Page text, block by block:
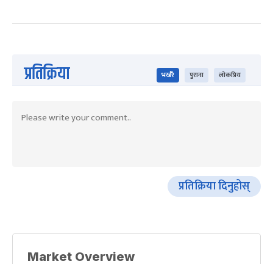
प्रतिक्रिया भर्खरै पुराना लोकप्रिय
प्रतिक्रिया दिनुहोस्